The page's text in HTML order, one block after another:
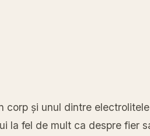
corp și unul dintre
la fel de mult ca despre fier